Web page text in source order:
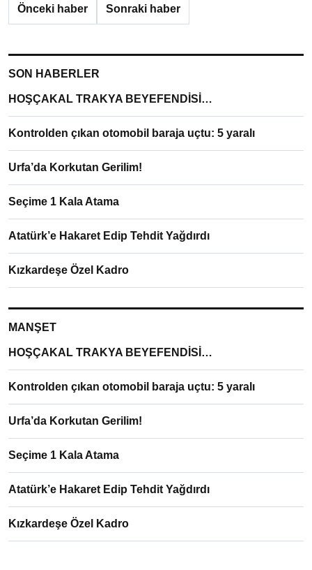
Önceki haber Sonraki haber
SON HABERLER
HOŞÇAKAL TRAKYA BEYEFENDİSİ…
Kontrolden çıkan otomobil baraja uçtu: 5 yaralı
Urfa’da Korkutan Gerilim!
Seçime 1 Kala Atama
Atatürk’e Hakaret Edip Tehdit Yağdırdı
Kızkardeşe Özel Kadro
MANŞET
HOŞÇAKAL TRAKYA BEYEFENDİSİ…
Kontrolden çıkan otomobil baraja uçtu: 5 yaralı
Urfa’da Korkutan Gerilim!
Seçime 1 Kala Atama
Atatürk’e Hakaret Edip Tehdit Yağdırdı
Kızkardeşe Özel Kadro